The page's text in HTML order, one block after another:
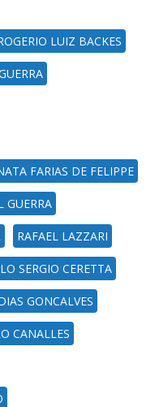
LUIZ BACKES
FARIAS DE FELIPPE
GUERRA
RAFAEL LAZZARI
SERGIO CERETTA
GONCALVES
CANALLES